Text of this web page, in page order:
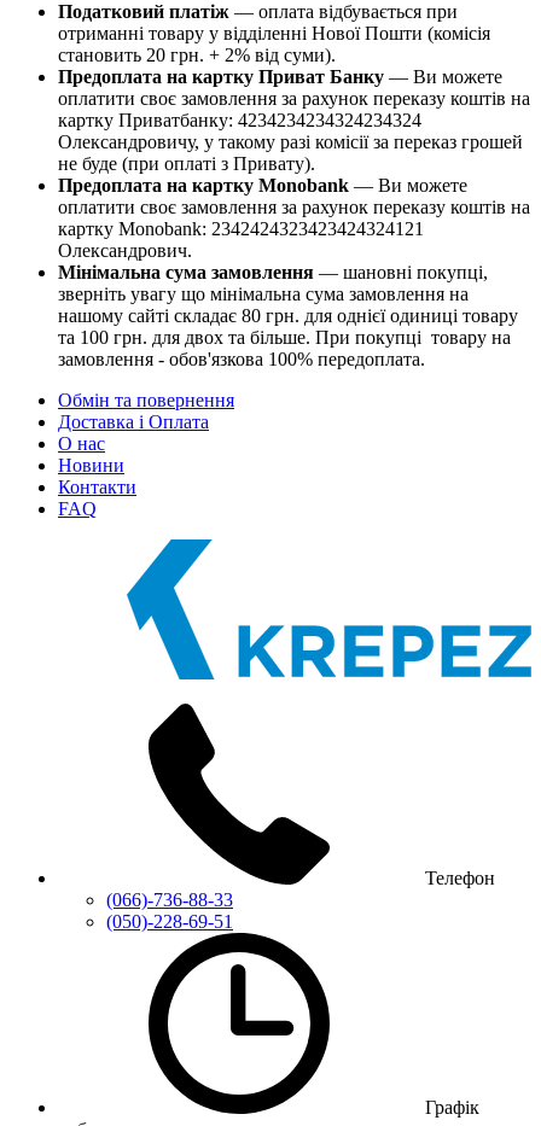
Податковий платіж — оплата відбувається при
отриманні товару у відділенні Нової Пошти (комісія
становить 20 грн. + 2% від суми).
Предоплата на картку Приват Банку — Ви можете
оплатити своє замовлення за рахунок переказу коштів на
картку Приватбанку: 4234234234324234324
Олександровичу, у такому разі комісії за переказ грошей
не буде (при оплаті з Привату).
Предоплата на картку Monobank — Ви можете
оплатити своє замовлення за рахунок переказу коштів на
картку Monobank: 2342424323423424324121
Олександрович.
Мінімальна сума замовлення — шановні покупці,
зверніть увагу що мінімальна сума замовлення на
нашому сайті складає 80 грн. для однієї одиниці товару
та 100 грн. для двох та більше. При покупці товару на
замовлення - обов'язкова 100% передоплата.
Обмін та повернення
Доставка і Оплата
О нас
Новини
Контакти
FAQ
Телефон
(066)-736-88-33
(050)-228-69-51
Графік